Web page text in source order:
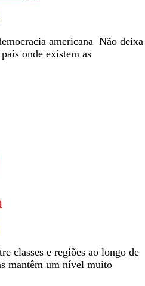
americana Não deixa
onde existem as
classes e regiões ao longo de
mantêm um nível muito